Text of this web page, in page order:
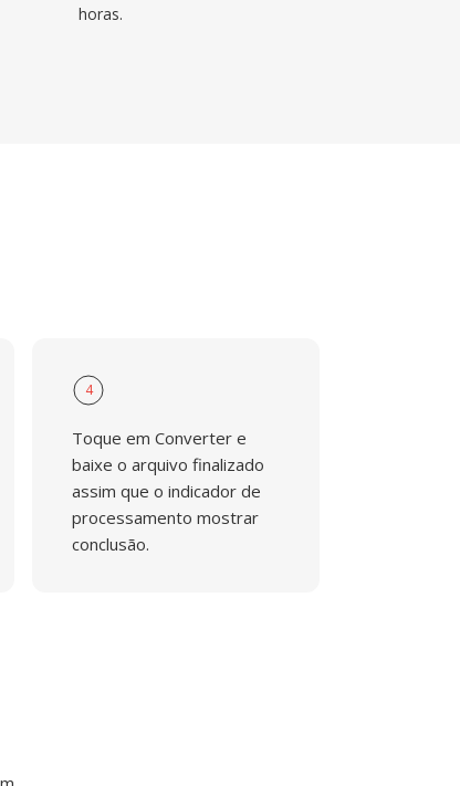
horas.
4
Toque em Converter e
baixe o arquivo finalizado
assim que o indicador de
processamento mostrar
conclusão.